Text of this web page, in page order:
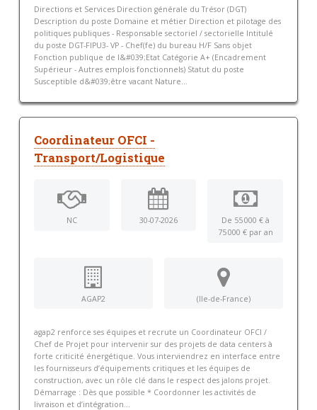
Directions et Services Direction générale du Trésor (DGT)
Description du poste Domaine et métier Direction et pilotage des
politiques publiques - Responsable sectoriel / sectorielle Intitulé
du poste DGT-FIPU3- VP - Chef(fe) du bureau H/F Sans objet
Fonction publique de l&#039;Etat Catégorie A+ (Encadrement
Supérieur - Autres emplois fonctionnels) Statut du poste
Susceptible d&#039;être vacant Nature...
Coordinateur OFCI -
Transport/Logistique
NC 30-07-2026
De 55 000 € à
75 000 € par an
AGAP2 (Ile-de-France)
agap2 renforce ses équipes et recrute un Coordinateur OFCI /
Chef de Projet pour intervenir sur des projets de data centers à
forte criticité énergétique. Vous interviendrez en interface entre
les fournisseurs d’équipements critiques et les équipes de
construction, avec un rôle clé dans le respect des jalons projet.
Démarrage : Dès que possible * Coordonner les activités de
livraison et d’intégration...